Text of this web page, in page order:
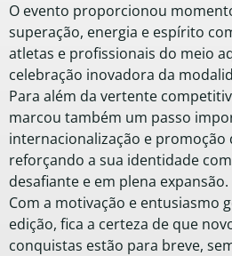
O evento proporcionou
superação, energia e espírito
atletas e profissionais do meio
celebração inovadora da
Para além da vertente
marcou também um passo
internacionalização e promoção
reforçando a sua identidade
desafiante e em plena expansão.
Com a motivação e entusiasmo
edição, fica a certeza de que
conquistas estão para breve,